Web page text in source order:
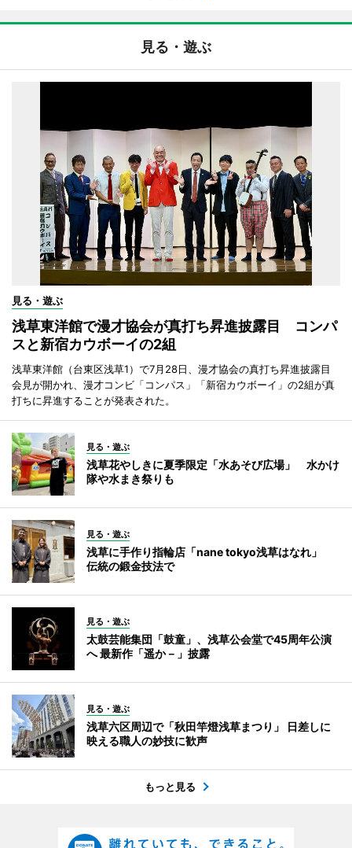
見る・遊ぶ
見る・遊ぶ
浅草東洋館で漫才協会が真打ち昇進披露目 コンパ
スと新宿カウボーイの2組
浅草東洋館（台東区浅草1）で7月28日、漫才協会の真打ち昇進披露目
会見が開かれ、漫才コンビ「コンパス」「新宿カウボーイ」の2組が真
打ちに昇進することが発表された。
見る・遊ぶ
浅草花やしきに夏季限定「水あそび広場」 水かけ
隊や水まき祭りも
見る・遊ぶ
浅草に手作り指輪店「nane tokyo浅草はなれ」
伝統の鍛金技法で
見る・遊ぶ
太鼓芸能集団「鼓童」、浅草公会堂で45周年公演
へ 最新作「遥か－」披露
見る・遊ぶ
浅草六区周辺で「秋田竿燈浅草まつり」 日差しに
映える職人の妙技に歓声
もっと見る